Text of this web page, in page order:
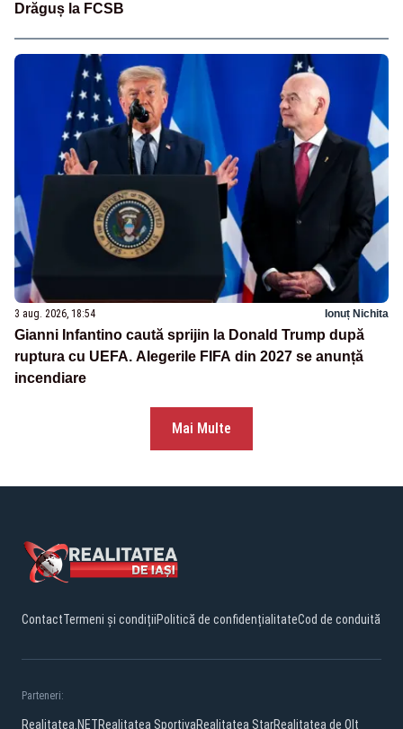
Drăguș la FCSB
3 aug. 2026, 18:54 Ionuț Nichita
Gianni Infantino caută sprijin la Donald Trump după
ruptura cu UEFA. Alegerile FIFA din 2027 se anunță
incendiare
Mai Multe
ContactTermeni și condițiiPolitică de confidențialitateCod de conduită
Parteneri:
Realitatea.NETRealitatea SportivaRealitatea StarRealitatea de Olt